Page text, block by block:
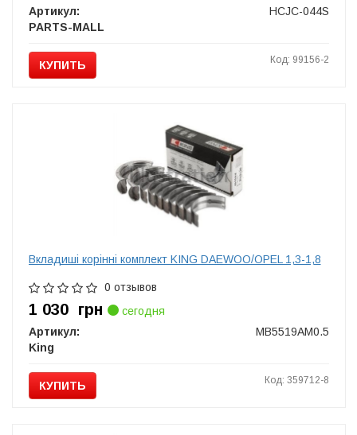
Артикул:
HCJC-044S
PARTS-MALL
КУПИТЬ Код: 99156-2
Вкладиші корінні комплект KING DAEWOO/OPEL 1,3-1,8
0 отзывов
1 030 грн
сегодня
Артикул:
MB5519AM0.5
King
КУПИТЬ Код: 359712-8